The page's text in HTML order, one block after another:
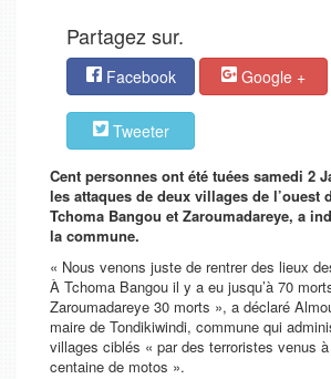
Partagez sur.
Facebook Google +
Tweeter
Cent personnes ont été tuées samedi 2
les attaques de deux villages de l’ouest
Tchoma Bangou et Zaroumadareye, a
la commune.
« Nous venons juste de rentrer des lieux
À Tchoma Bangou il y a eu jusqu’à 70
Zaroumadareye 30 morts », a déclaré
maire de Tondikiwindi, commune qui
villages ciblés « par des terroristes venus à
centaine de motos ».